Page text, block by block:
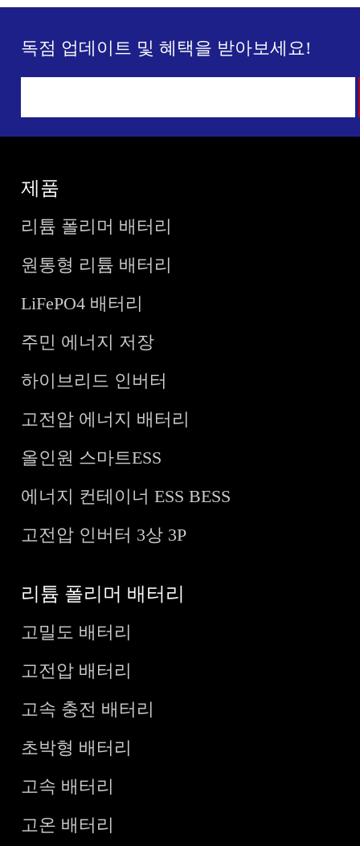
독점 업데이트 및 혜택을 받아보세요!
제품
리튬 폴리머 배터리
원통형 리튬 배터리
LiFePO4 배터리
주민 에너지 저장
하이브리드 인버터
고전압 에너지 배터리
올인원 스마트ESS
에너지 컨테이너 ESS BESS
고전압 인버터 3상 3P
리튬 폴리머 배터리
고밀도 배터리
고전압 배터리
고속 충전 배터리
초박형 배터리
고속 배터리
고온 배터리